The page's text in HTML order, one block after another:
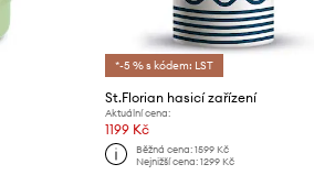
*-5 % s kódem: LST
St.Florian hasicí zařízení
Aktuální cena:
1199 Kč
Běžná cena: 1599 Kč
Nejnižší cena: 1299 Kč